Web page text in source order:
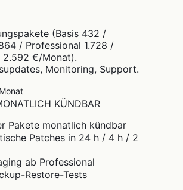
(Basis 432 /
/ Professional 1.728 /
2.592 €/Monat).
Monitoring, Support.
KÜNDBAR
Pakete monatlich kündbar
Patches in 24 h / 4 h / 2
ab Professional
Restore-Tests